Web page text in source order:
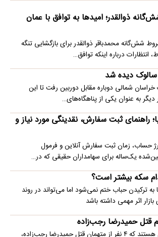
ذوالقدر؛ امیدها به توافق با عمان
شش‌گانه محمدباقر ذوالقدر برای بازگشایی تنگه
درباره اینکه توافق…
سالوک دیده شد
شمالی دوباره مقابل دوربین رفت تا این
دیگر به عنوان یکی از پناهگاه‌های…
راهنمای ثبت سفارش، نقدینگی مورد نیاز و
حساب، زمان ثبت سفارش آنلاین و فرمول
یک‌ساله برای سهامداران حقیقی که در…
سکه بیشتر است؟
ترکیدن حباب ختم نمی‌شود اما می‌تواند در روند
اثر مهمی داشته باشد
برخی گزارش‌ها مدعی هستند که ۴ نفر از متهمان قتل حمیدرضا رجب‌زاده،